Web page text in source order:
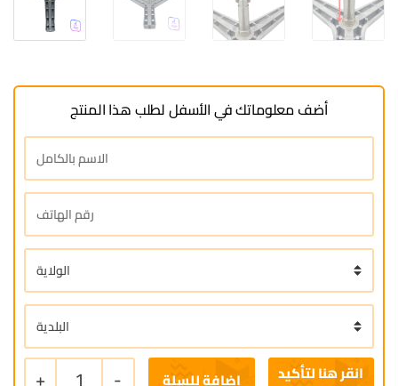
أضف معلوماتك في الأسفل لطلب هذا المنتج
+ 1 - إضافة للسلة